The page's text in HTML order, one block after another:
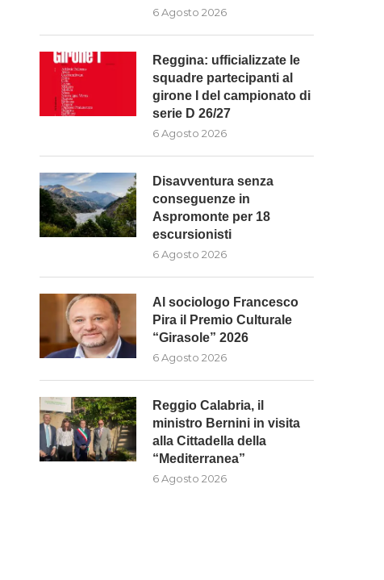
AL SOCIOLOGO FRANCESCO PIRA
IL PREMIO CULTURALE
“GIRASOLE”...
REGGIO CALABRIA, IL
BERNINI IN VISITA
6 Agosto 2026
Reggina: ufficializzate le
squadre partecipanti al
girone I del campionato di
serie D 26/27
6 Agosto 2026
Disavventura senza
conseguenze in
Aspromonte per 18
escursionisti
6 Agosto 2026
Al sociologo Francesco
Pira il Premio Culturale
“Girasole” 2026
6 Agosto 2026
Reggio Calabria, il
ministro Bernini in visita
alla Cittadella della
“Mediterranea”
6 Agosto 2026